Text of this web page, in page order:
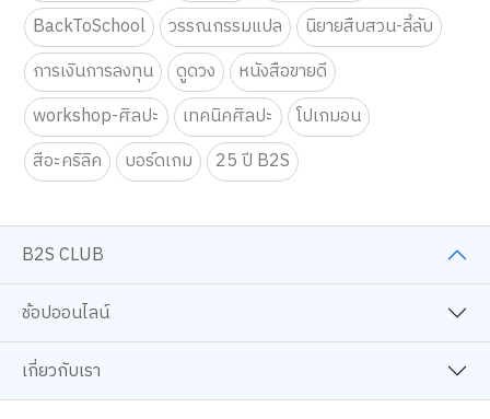
BackToSchool
วรรณกรรมแปล
นิยายสืบสวน-ลี้ลับ
การเงินการลงทุน
ดูดวง
หนังสือขายดี
workshop-ศิลปะ
เทคนิคศิลปะ
โปเกมอน
สีอะคริลิค
บอร์ดเกม 25 ปี B2S
B2S CLUB
ช้อปออนไลน์
เกี่ยวกับเรา